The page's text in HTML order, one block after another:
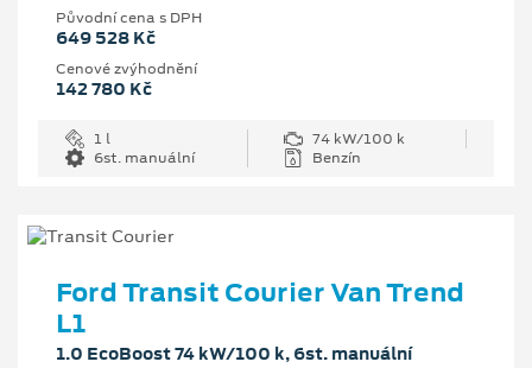
Původní cena s DPH
649 528 Kč
Cenové zvýhodnění
142 780 Kč
1 l
74 kW/100 k
6st. manuální
Benzín
Ford Transit Courier Van Trend
L1
1.0 EcoBoost 74 kW/100 k, 6st. manuální